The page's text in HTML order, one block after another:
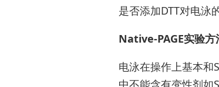
是否添加DTT对电泳
Native-PAGE实验方
电泳在操作上基本和
中不能含有变性剂如